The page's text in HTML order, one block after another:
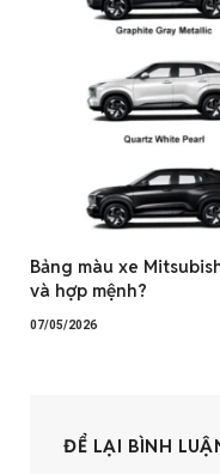
Bảng màu xe
và hợp mệnh?
07/05/2026
ĐỂ LẠI BÌNH